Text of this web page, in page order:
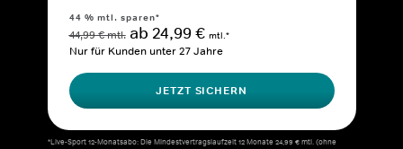
44 % mtl. sparen*
44,99 € mtl. ab 24,99 € mtl.*
Nur für Kunden unter 27 Jahre
JETZT SICHERN
*Live-Sport 12-Monatsabo: Die Mindestvertragslaufzeit 12 Monate 24,99 € mtl. (ohne